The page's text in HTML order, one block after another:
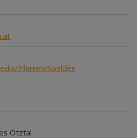
Pfarren/Soelden
Ötztal